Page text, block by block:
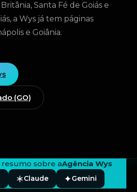
Santa Fé de Goiás e
a Wys já tem páginas
e Goiânia.
(GO)
resumo sobre aAgência Wys
Claude Gemini